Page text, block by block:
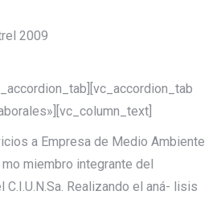
2009
a Empresa de Medio Ambiente
mo miembro integrante del
C.I.U.N.Sa. Realizando el aná- lisis